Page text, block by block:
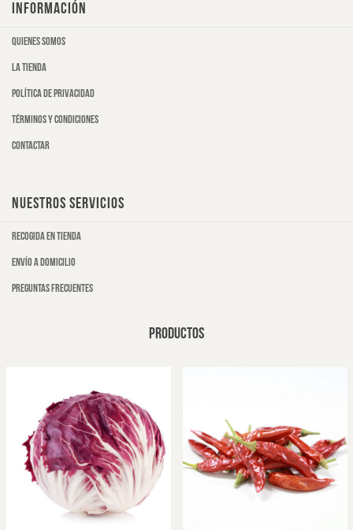
INFORMACIÓN
Quienes somos
La tienda
Política de privacidad
Términos y condiciones
Contactar
NUESTROS SERVICIOS
Recogida en tienda
Envío a domicilio
Preguntas frecuentes
PRODUCTOS